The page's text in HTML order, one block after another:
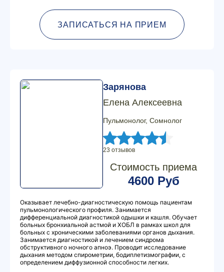
ЗАПИСАТЬСЯ НА ПРИЕМ
Зарянова
Елена Алексеевна
Пульмонолог, Сомнолог
23 отзывов
Стоимость приема
4600 Руб
Оказывает лечебно-диагностическую помощь пациентам
пульмонологического профиля. Занимается
дифференциальной диагностикой одышки и кашля. Обучает
больных бронхиальной астмой и ХОБЛ в рамках школ для
больных с хроническими заболеваниями органов дыхания.
Занимается диагностикой и лечением синдрома
обструктивного ночного апноэ. Проводит исследование
дыхания методом спирометрии, бодиплетизмографии, с
определением диффузионной способности легких.